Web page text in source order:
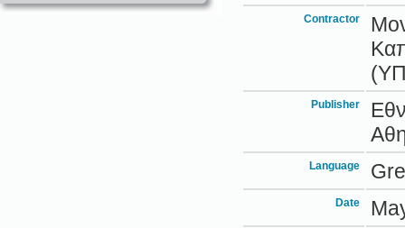
Contractor
Publisher
Language
Date